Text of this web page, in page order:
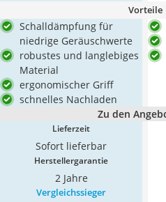
Vorteile
Schalldämpfung für
niedrige Geräuschwerte
robustes und langlebiges
Material
ergonomischer Griff
schnelles Nachladen
Zu den
Lieferzeit
Sofort lieferbar
Herstellergarantie
2 Jahre
Vergleichssieger